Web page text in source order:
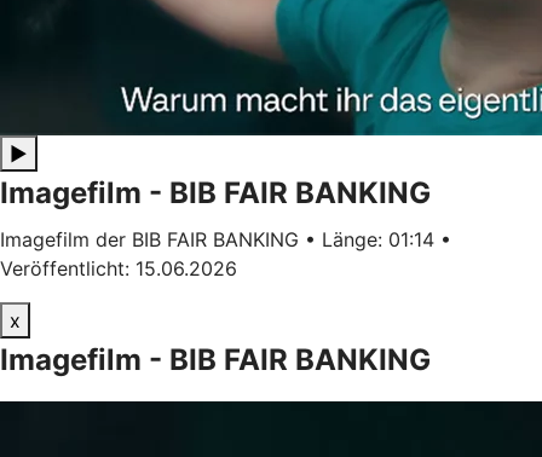
▶
Imagefilm - BIB FAIR BANKING
Imagefilm der BIB FAIR BANKING • Länge: 01:14 •
Veröffentlicht: 15.06.2026
x
Imagefilm - BIB FAIR BANKING